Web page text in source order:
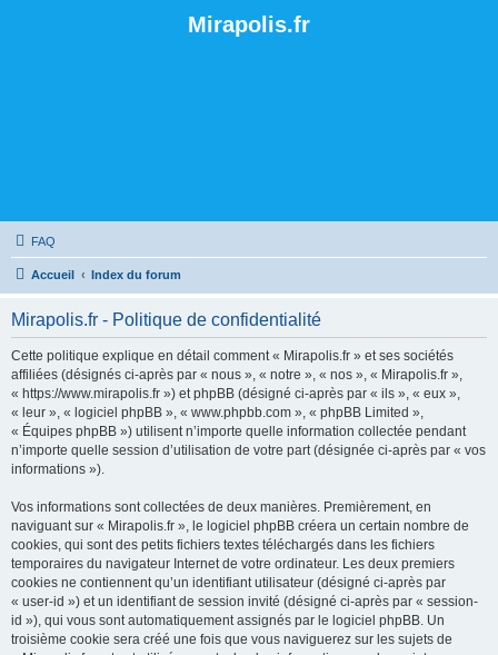
Mirapolis.fr
FAQ
Accueil Index du forum
Mirapolis.fr - Politique de confidentialité
Cette politique explique en détail comment « Mirapolis.fr » et ses sociétés
affiliées (désignés ci-après par « nous », « notre », « nos », « Mirapolis.fr »,
« https://www.mirapolis.fr ») et phpBB (désigné ci-après par « ils », « eux »,
« leur », « logiciel phpBB », « www.phpbb.com », « phpBB Limited »,
« Équipes phpBB ») utilisent n’importe quelle information collectée pendant
n’importe quelle session d’utilisation de votre part (désignée ci-après par « vos
informations »).
Vos informations sont collectées de deux manières. Premièrement, en
naviguant sur « Mirapolis.fr », le logiciel phpBB créera un certain nombre de
cookies, qui sont des petits fichiers textes téléchargés dans les fichiers
temporaires du navigateur Internet de votre ordinateur. Les deux premiers
cookies ne contiennent qu’un identifiant utilisateur (désigné ci-après par
« user-id ») et un identifiant de session invité (désigné ci-après par « session-
id »), qui vous sont automatiquement assignés par le logiciel phpBB. Un
troisième cookie sera créé une fois que vous naviguerez sur les sujets de